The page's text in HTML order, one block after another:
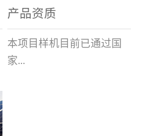
表示大于1000米小于等于
米小于等于3000米，H3表
示大于3000米小于等于
产品资质
本项目样机目前已通过国
家...